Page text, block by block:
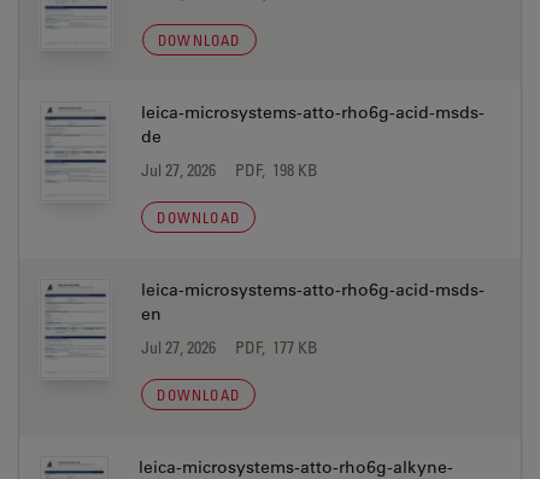
DOWNLOAD
leica-microsystems-atto-rho6g-acid-msds-
de
Jul 27, 2026 PDF, 198 KB
DOWNLOAD
leica-microsystems-atto-rho6g-acid-msds-
en
Jul 27, 2026 PDF, 177 KB
DOWNLOAD
leica-microsystems-atto-rho6g-alkyne-